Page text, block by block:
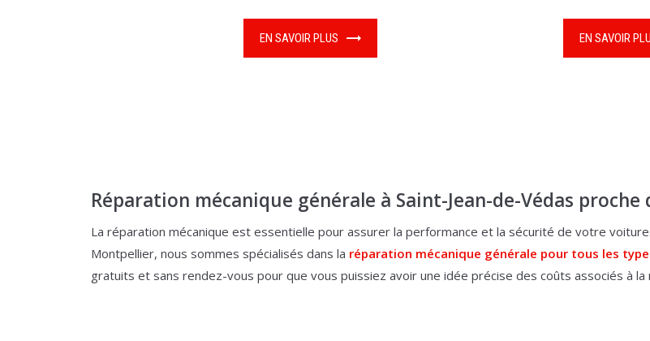
EN SAVOIR PLUS EN SAVOIR
Réparation mécanique générale à Saint-Jean-de-Védas proche
La réparation mécanique est essentielle pour assurer la performance et la sécurité de votre voiture.
Montpellier, nous sommes spécialisés dans la réparation mécanique générale pour tous les
gratuits et sans rendez-vous pour que vous puissiez avoir une idée précise des coûts associés à